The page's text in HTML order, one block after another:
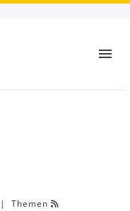
| Themen